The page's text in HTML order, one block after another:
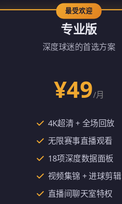
专业版
深度球迷的首选方案
¥49/月
4K超清 + 全场回放
无限赛事直播观看
18项深度数据面板
视频集锦 + 进球剪辑
直播间聊天室特权